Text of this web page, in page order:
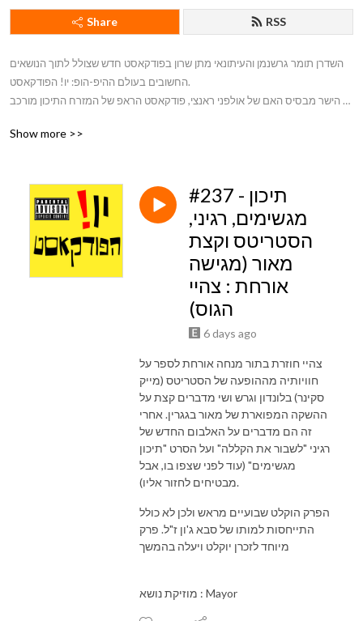
Share RSS
השדרן תומר גרשנמן והעיתונאי מתן שרון בפודקאסט חדש שצולל לתוך הנושאים
החשובים בעולם ההיפ-הופ: יו! הפודקאסט.
הישר מבסיס האם של אולפני ראנצי, פודקאסט הראפ של המזרח התיכון מורכב
אוהבים. אז יו, בואו נעשה קצת ראפ
Show more >>
#237 - תיכון
מגשימים, רגיני,
הסטריטס וקצת
מאור (מגישה
אורחת : צהיי
הגוס)
6 days ago
צהיי חוזרת בתור מנחה אורחת לספר על
חוויותיה מההופעה של הסטריטס (מייק
סקינר) בלונדון וגרש ושי מדברים קצת על
ההשקה המפוארת של מאור בגגרין. אחרי
זה הם מדברים על האלבום החדש של
רגיני "לשבור את הקללה" ועל הסרט "תיכון
מגשימים" (עוד לפני שצפו בו, אבל
מבטיחים לחזור אליו).
הפרק הוקלט שבועיים מראש ולכן לא כולל
התייחסות למותו של סבא ג'ון ז"ל. פרק
מיוחד לזכרן יוקלט ויעלה בהמשך
מוזיקת נושא : Mayor